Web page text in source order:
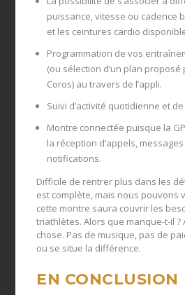
puissance, vitesse ou cadence
et les ceintures cardio
Programmation de vos
(ou sélection d’un plan
Coros) au travers de l’appli.
Suivi d’activité quotidienne et
Montre connectée puisque la
la réception d’appels,
notifications.
Difficile de rentrer plus dans les
est complète, mais nous pouvons
cette montre saura couvrir les
triathlètes. Alors que manque-t-il ?
chose. Pas de musique, pas de
ou se situe la différence.
EN CONCLUSION